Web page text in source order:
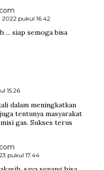
2022 pukul 16.42
... siap semoga bisa
15.26
dalam meningkatkan
tentunya masyarakat
gas. Sukses terus
pukul 17.44